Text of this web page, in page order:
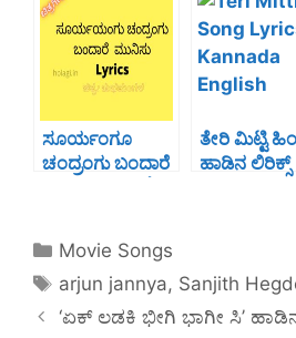
Obbane Lyrics
In Kannada-
Kotigobba3
Lyrics In
Kannada-
ಸೂರ್ಯಂಗೂ
ಚಂದ್ರಂಗು ಬಂದಾರೆ
Bandare
Munisu Lyrics
In Kannada
ತೇರಿ ಮಿಟ್ಟಿ
ಹಾಡಿನ ಲಿರಿಕ್ಸ್ |
Kesari
Movie Songs
arjun jannya, Sanjith
‘ಏಕ್ ಲಡಕಿ ಭೀಗಿ ಭಾಗೀ ಸಿ’